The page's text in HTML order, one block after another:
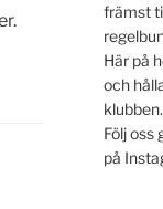
främst
Här på
och
Följ oss
på